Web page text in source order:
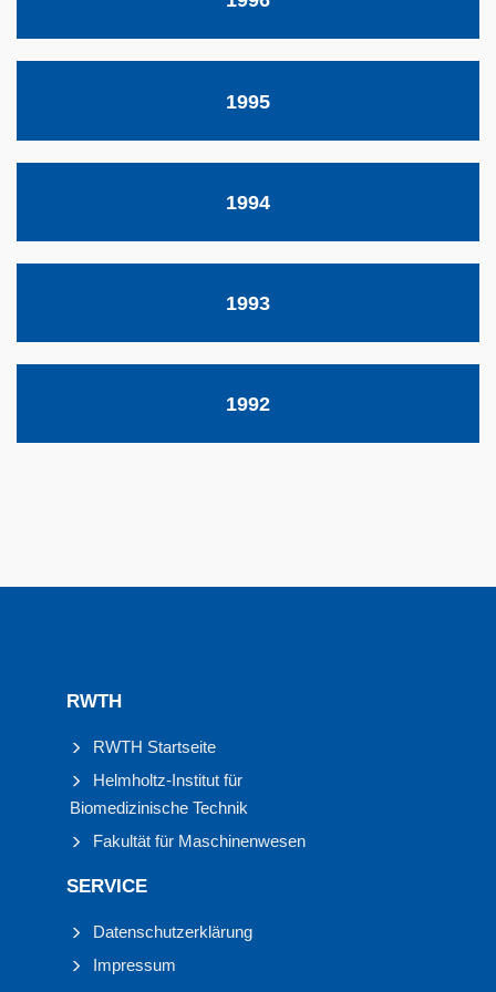
1995
1994
1993
1992
RWTH
RWTH Startseite
Helmholtz-Institut für
Biomedizinische Technik
Fakultät für Maschinenwesen
SERVICE
Datenschutzerklärung
Impressum